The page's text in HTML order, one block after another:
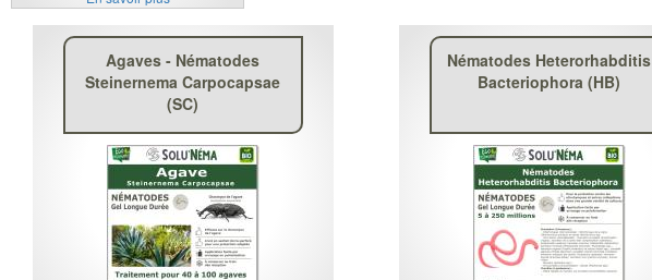
Agaves - Nématodes
Steinernema Carpocapsae
(SC)
Nématodes Heterorhabditis
Bacteriophora (HB)